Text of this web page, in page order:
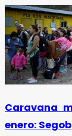
Caravana
enero: Segob